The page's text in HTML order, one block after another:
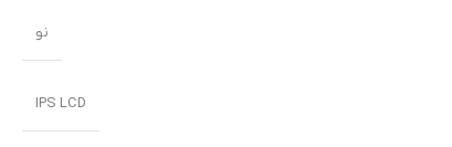
نو
IPS LCD